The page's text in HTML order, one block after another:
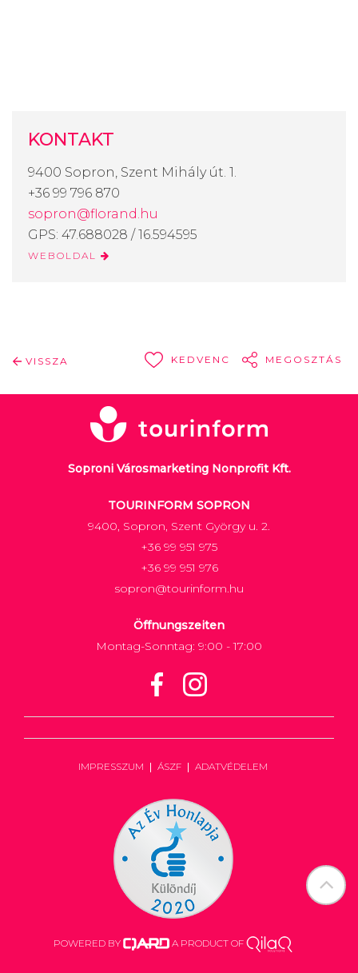
KONTAKT
9400 Sopron, Szent Mihály út. 1.
+36 99 796 870
sopron@florand.hu
GPS: 47.688028 / 16.594595
WEBOLDAL
VISSZA KEDVENC MEGOSZTÁS
Soproni Városmarketing Nonprofit Kft.
TOURINFORM SOPRON
9400, Sopron, Szent György u. 2.
+36 99 951 975
+36 99 951 976
sopron@tourinform.hu
Öffnungszeiten
Montag-Sonntag: 9:00 - 17:00
IMPRESSZUM ÁSZF ADATVÉDELEM
POWERED BY A PRODUCT OF